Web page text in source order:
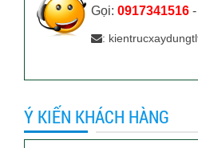
Gọi:0917341516
:
Ý KIẾN KHÁCH HÀNG